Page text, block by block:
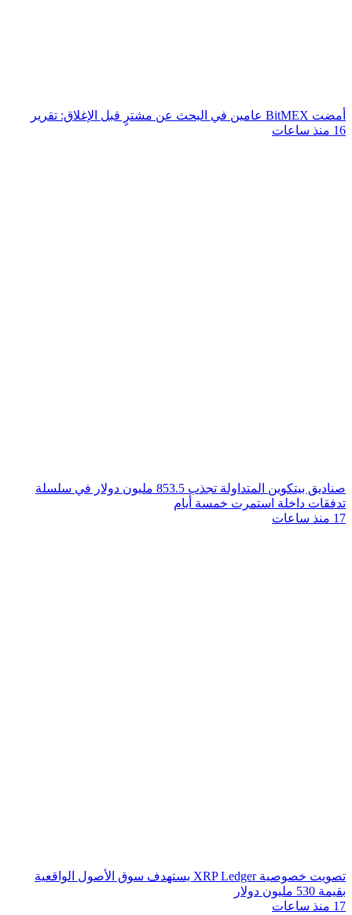
أمضت BitMEX عامين في البحث عن مشترٍ قبل الإغلاق: تقرير
16 منذ ساعات
صناديق بيتكوين المتداولة تجذب 853.5 مليون دولار في سلسلة
تدفقات داخلة استمرت خمسة أيام
17 منذ ساعات
تصويت خصوصية XRP Ledger يستهدف سوق الأصول الواقعية
بقيمة 530 مليون دولار
17 منذ ساعات